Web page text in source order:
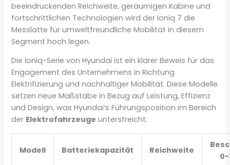
beeindruckenden Reichweite, geräumigen Kabine und
fortschrittlichen Technologien wird der Ioniq 7 die
Messlatte für umweltfreundliche Mobilität in diesem
Segment hoch legen.
Die Ioniq-Serie von Hyundai ist ein klarer Beweis für das
Engagement des Unternehmens in Richtung
Elektrifizierung und nachhaltiger Mobilität. Diese Modelle
setzen neue Maßstäbe in Bezug auf Leistung, Effizienz
und Design, was Hyundai’s Führungsposition im Bereich
der Elektrofahrzeuge unterstreicht.
Modell Batteriekapazität Reichweite
0-